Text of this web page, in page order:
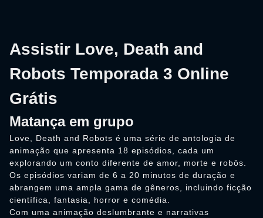
Assistir Love, Death and
Robots Temporada 3 Online
Grátis
Matança em grupo
Love, Death and Robots é uma série de antologia de
animação que apresenta 18 episódios, cada um
explorando um conto diferente de amor, morte e robôs.
Os episódios variam de 6 a 20 minutos de duração e
abrangem uma ampla gama de gêneros, incluindo ficção
científica, fantasia, horror e comédia.
Com uma animação deslumbrante e narrativas